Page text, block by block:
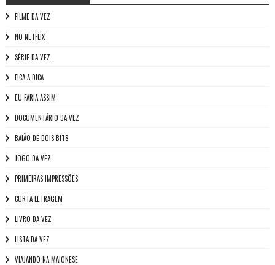
FILME DA VEZ
NO NETFLIX
SÉRIE DA VEZ
FICA A DICA
EU FARIA ASSIM
DOCUMENTÁRIO DA VEZ
BAIÃO DE DOIS BITS
JOGO DA VEZ
PRIMEIRAS IMPRESSÕES
CURTA LETRAGEM
LIVRO DA VEZ
LISTA DA VEZ
VIAJANDO NA MAIONESE